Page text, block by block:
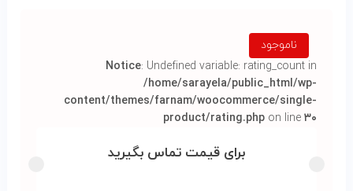
ناموجود
Notice: Undefined variable: rating_count in
/home/sarayela/public_html/wp-
content/themes/farnam/woocommerce/single-
product/rating.php on line۳۰
برای قیمت تماس بگیرید